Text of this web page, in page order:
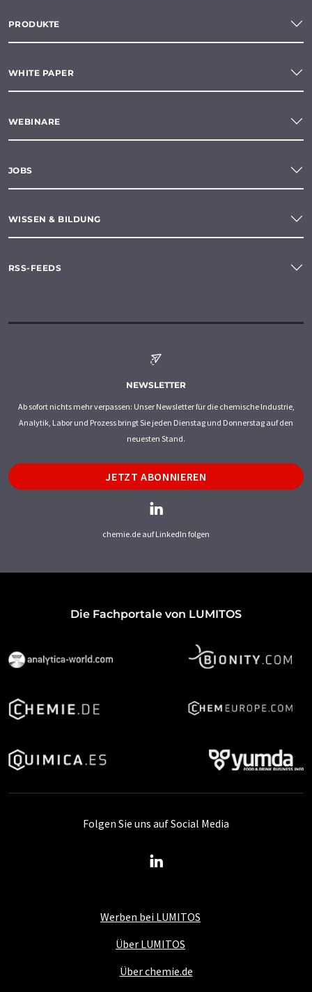
PRODUKTE
WHITE PAPER
WEBINARE
JOBS
WISSEN & BILDUNG
RSS-FEEDS
NEWSLETTER
Ab sofort nichts mehr verpassen: Unser Newsletter für die chemische Industrie,
Analytik, Labor und Prozess bringt Sie jeden Dienstag und Donnerstag auf den
neuesten Stand.
JETZT ABONNIEREN
chemie.de auf LinkedIn folgen
Die Fachportale von LUMITOS
Werben bei LUMITOS
Über LUMITOS
Über chemie.de
Folgen Sie uns auf Social Media